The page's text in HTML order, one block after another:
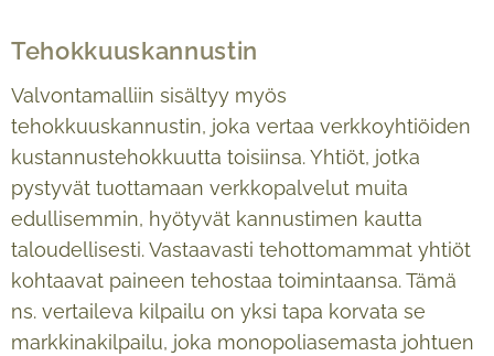
Tehokkuuskannustin
Valvontamalliin sisältyy myös
tehokkuuskannustin, joka vertaa verkkoyhtiöiden
kustannustehokkuutta toisiinsa. Yhtiöt, jotka
pystyvät tuottamaan verkkopalvelut muita
edullisemmin, hyötyvät kannustimen kautta
taloudellisesti. Vastaavasti tehottomammat yhtiöt
kohtaavat paineen tehostaa toimintaansa. Tämä
ns. vertaileva kilpailu on yksi tapa korvata se
markkinakilpailu, joka monopoliasemasta johtuen